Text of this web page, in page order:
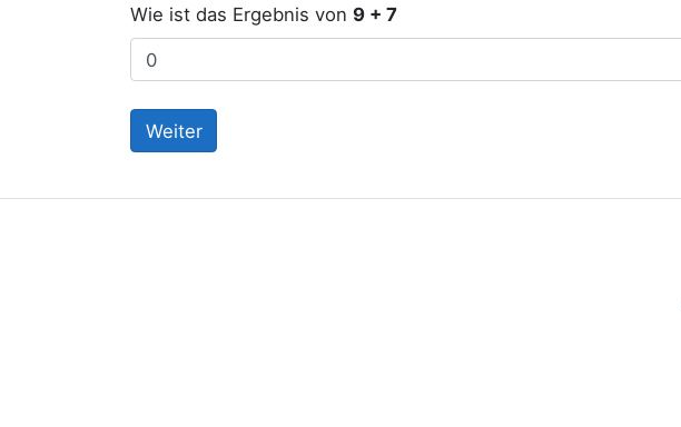
Wie ist das Ergebnis von 9 + 7
Weiter